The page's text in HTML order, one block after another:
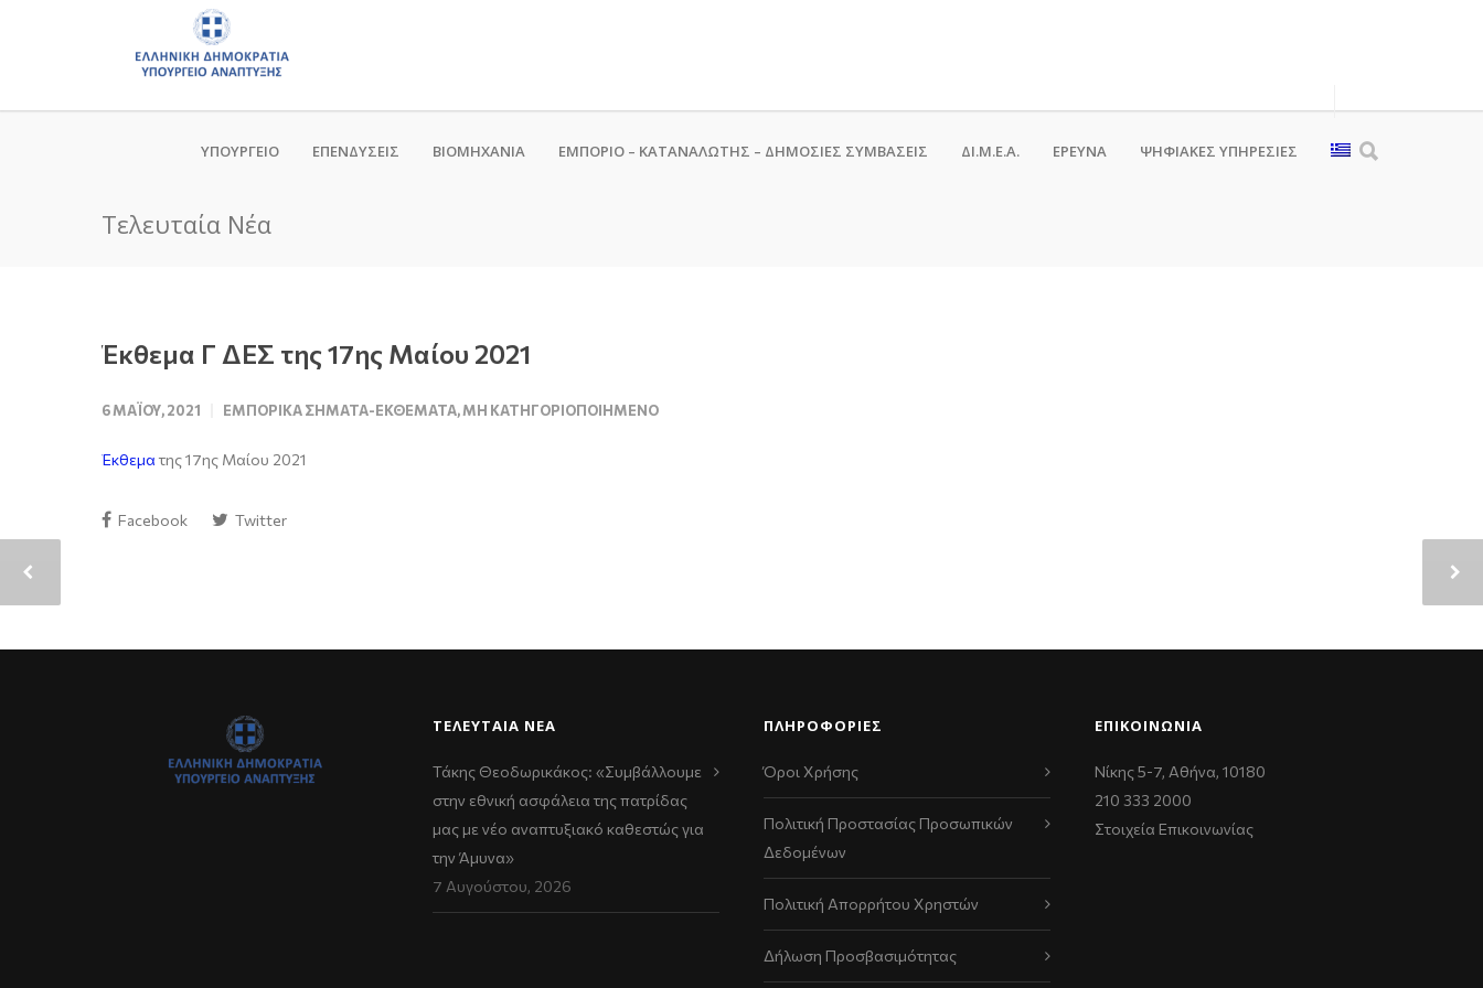
ΥΠΟΥΡΓΕΙΟ ΕΠΕΝΔΥΣΕΙΣ ΒΙΟΜΗΧΑΝΙΑ ΕΜΠΟΡΙΟ – ΚΑΤΑΝΑΛΩΤΗΣ – ΔΗΜΟΣΙΕΣ ΣΥΜΒΑΣΕΙΣ ΔΙ.Μ.Ε.Α. ΕΡΕΥΝΑ ΨΗΦΙΑΚΈΣ ΥΠΗΡΕΣΊΕΣ
Τελευταία Νέα
Έκθεμα Γ ΔΕΣ της 17ης Μαίου 2021
6 ΜΑΪ́ΟΥ, 2021 ΕΜΠΟΡΙΚΆ ΣΉΜΑΤΑ-ΕΚΘΈΜΑΤΑ,ΜΗ ΚΑΤΗΓΟΡΙΟΠΟΙΗΜΈΝΟ
Έκθεμα της 17ης Μαίου 2021
Facebook Twitter
ΤΕΛΕΥΤΑΊΑ ΝΈΑ
Τάκης Θεοδωρικάκος: «Συμβάλλουμε
στην εθνική ασφάλεια της πατρίδας
μας με νέο αναπτυξιακό καθεστώς για
την Άμυνα»
7 Αυγούστου, 2026
ΠΛΗΡΟΦΟΡΙΕΣ
Όροι Χρήσης
Πολιτική Προστασίας Προσωπικών
Δεδομένων
Πολιτική Απορρήτου Χρηστών
Δήλωση Προσβασιμότητας
ΕΠΙΚΟΙΝΩΝΊΑ
Νίκης 5-7, Αθήνα, 10180
210 333 2000
Στοιχεία Επικοινωνίας